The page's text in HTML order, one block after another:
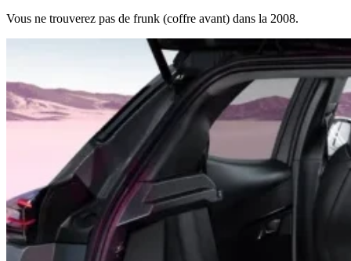
Vous ne trouverez pas de frunk (coffre avant) dans la 2008.